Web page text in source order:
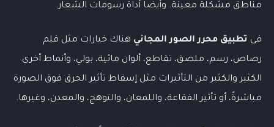
مناطق مشكلة معينة. وأيضًا أداة رسومات الشعار.
في تطبيق محرر الصور المجاني هناك خيارات مثل قلم
رصاص، رسم، ملصق، تقاطع، ألوان مائية، بولي، وأنماط أخرى.
الكثير والكثير من التأثيرات مثل إسقاط تأثير الحرق فوق الصورة
مباشرةً، أو تأثير الفقاعة، واللمعان، والتوهج، والمعدن، وغيرها.